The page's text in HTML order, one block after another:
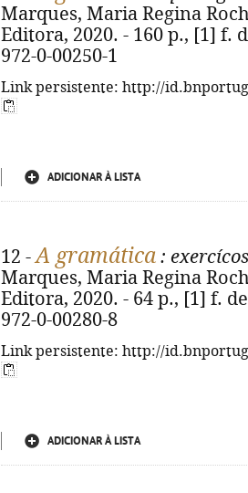
Marques, Maria Regina
Editora, 2020. - 160 p., [1] f.
972-0-00250-1
Link persistente: http://
ADICIONAR À LISTA
12 -A gramática :
Marques, Maria Regina
Editora, 2020. - 64 p., [1] f.
972-0-00280-8
Link persistente: http://
ADICIONAR À LISTA